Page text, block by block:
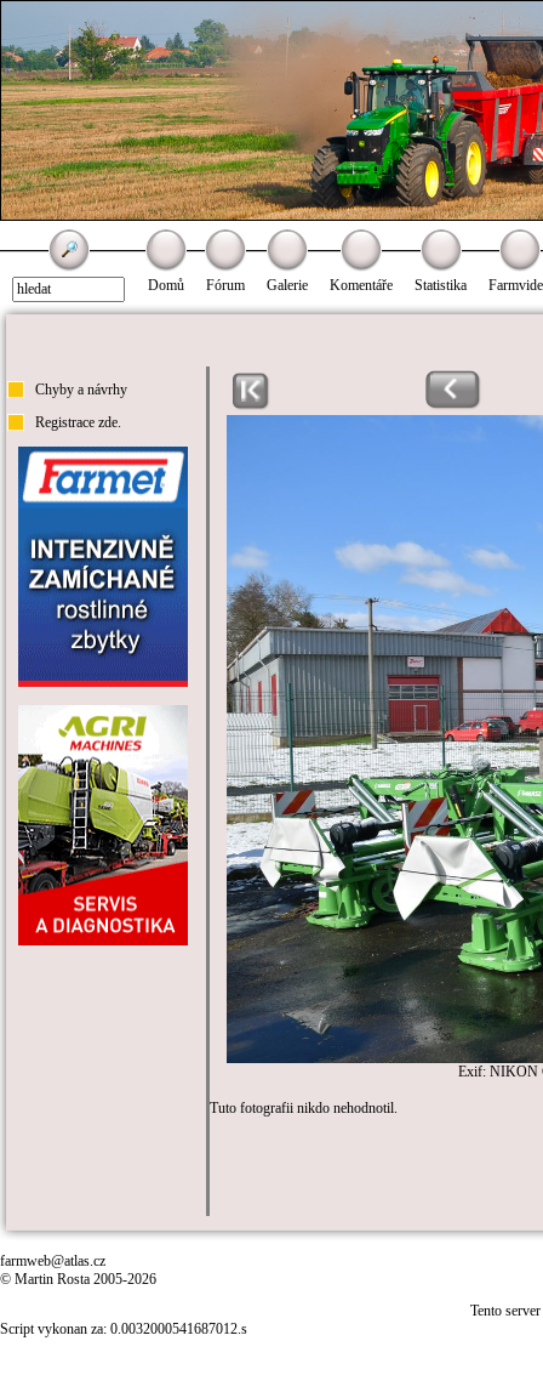
Domů Fórum Galerie Komentáře Statistika
Chyby a návrhy
Registrace zde.
Exif: NIKON
Tuto fotografii nikdo nehodnotil.
farmweb@atlas.cz
© Martin Rosta 2005-2026
Tento
Script vykonan za: 0.0032000541687012.s